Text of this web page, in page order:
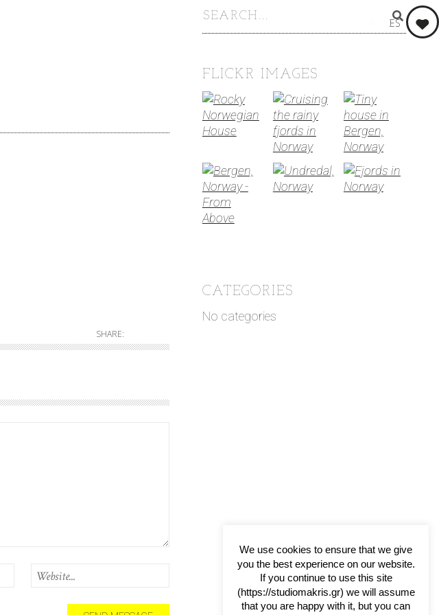
LIKES
SHARE:
FLICKR IMAGES
CATEGORIES
No categories
We use cookies to ensure that we give
you the best experience on our website.
If you continue to use this site
(https://studiomakris.gr) we will assume
that you are happy with it, but you can